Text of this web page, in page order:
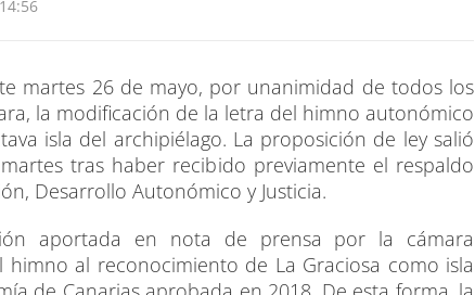
martes 26 de mayo, por unanimidad de todos los
la modificación de la letra del himno autonómico
isla del archipiélago. La proposición de ley salió
tras haber recibido previamente el respaldo
Desarrollo Autonómico y Justicia.
aportada en nota de prensa por la cámara
al reconocimiento de La Graciosa como isla